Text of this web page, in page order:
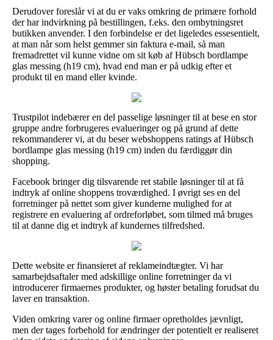
Derudover foreslår vi at du er vaks omkring de primære forhold
der har indvirkning på bestillingen, f.eks. den ombytningsret
butikken anvender. I den forbindelse er det ligeledes essesentielt,
at man når som helst gemmer sin faktura e-mail, så man
fremadrettet vil kunne vidne om sit køb af Hübsch bordlampe
glas messing (h19 cm), hvad end man er på udkig efter et
produkt til en mand eller kvinde.
Trustpilot indebærer en del passelige løsninger til at bese en stor
gruppe andre forbrugeres evalueringer og på grund af dette
rekommanderer vi, at du beser webshoppens ratings af Hübsch
bordlampe glas messing (h19 cm) inden du færdiggør din
shopping.
Facebook bringer dig tilsvarende ret stabile løsninger til at få
indtryk af online shoppens troværdighed. I øvrigt ses en del
forretninger på nettet som giver kunderne mulighed for at
registrere en evaluering af ordreforløbet, som tilmed må bruges
til at danne dig et indtryk af kundernes tilfredshed.
Dette website er finansieret af reklameindtægter. Vi har
samarbejdsaftaler med adskillige online forretninger da vi
introducerer firmaernes produkter, og høster betaling forudsat du
laver en transaktion.
Viden omkring varer og online firmaer opretholdes jævnligt,
men der tages forbehold for ændringer der potentielt er realiseret